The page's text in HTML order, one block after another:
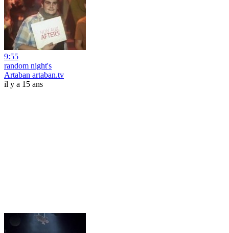
9:55
random night's
Artaban artaban.tv
il y a 15 ans